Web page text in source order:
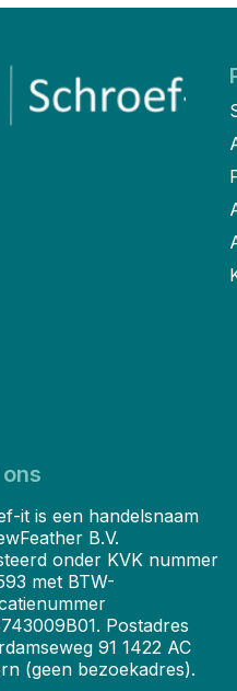
it is een handelsnaam
B.V.
onder KVK nummer
met BTW-
Postadres
91 1422 AC
(geen bezoekadres).